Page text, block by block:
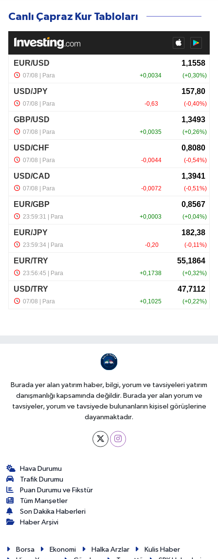
Canlı Çapraz Kur Tabloları
Burada yer alan yatırım haber, bilgi, yorum ve tavsiyeleri yatırım
danışmanlığı kapsamında değildir. Burada yer alan yorum ve
tavsiyeler, yorum ve tavsiyede bulunanların kişisel görüşlerine
dayanmaktadır.
Hava Durumu
Trafik Durumu
Puan Durumu ve Fikstür
Tüm Manşetler
Son Dakika Haberleri
Haber Arşivi
Borsa Ekonomi Halka Arzlar
Kulis Haber